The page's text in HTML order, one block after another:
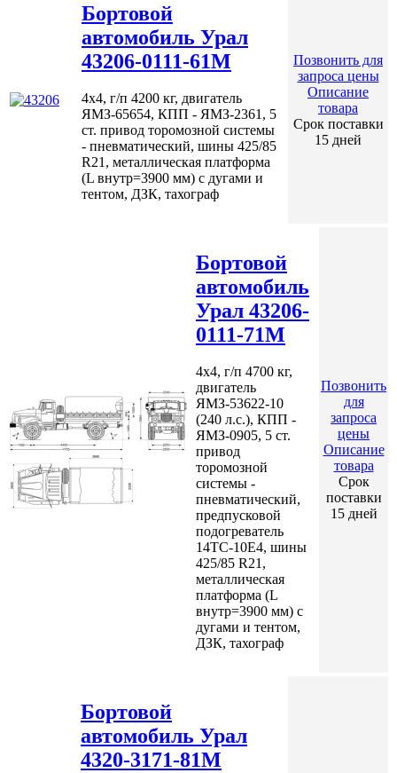
Бортовой
автомобиль Урал
43206-0111-61М
4х4, г/п 4200 кг, двигатель
ЯМЗ-65654, КПП - ЯМЗ-2361, 5
ст. привод торомозной системы
- пневматический, шины 425/85
R21, металлическая платформа
(L внутр=3900 мм) с дугами и
тентом, ДЗК, тахограф
Позвонить для
запроса цены
Описание
товара
Срок поставки
15 дней
Бортовой
автомобиль
Урал 43206-
0111-71М
4х4, г/п 4700 кг,
двигатель
ЯМЗ-53622-10
(240 л.с.), КПП -
ЯМЗ-0905, 5 ст.
привод
торомозной
системы -
пневматический,
предпусковой
подогреватель
14ТС-10Е4, шины
425/85 R21,
металлическая
платформа (L
внутр=3900 мм) с
дугами и тентом,
ДЗК, тахограф
Позвонить
для
запроса
цены
Описание
товара
Срок
поставки
15 дней
Бортовой
автомобиль Урал
4320-3171-81М